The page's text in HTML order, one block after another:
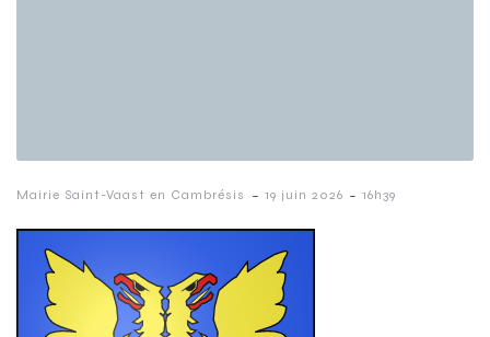
Mairie Saint-Vaast en Cambrésis - 19 juin 2026 - 16h39